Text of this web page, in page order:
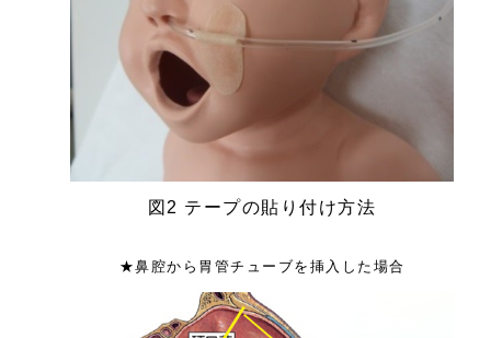
図2 テープの貼り付け方法
★鼻腔から胃管チューブを挿入した場合